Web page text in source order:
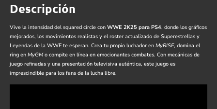
Descripción
Vive la intensidad del squared circle con WWE 2K25 para PS4, donde los gráficos
mejorados, los movimientos realistas y el roster actualizado de Superestrellas y
Leyendas de la WWE te esperan. Crea tu propio luchador en MyRISE, domina el
ring en MyGMo compite en línea en emocionantes combates. Con mecánicas de
juego refinadas y una presentación televisiva auténtica, este juego es
imprescindible para los fans de la lucha libre.